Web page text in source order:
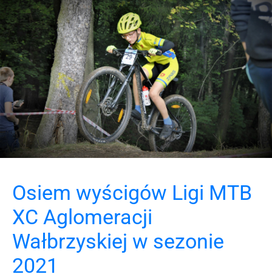
Osiem wyścigów Ligi MTB
XC Aglomeracji
Wałbrzyskiej w sezonie
2021